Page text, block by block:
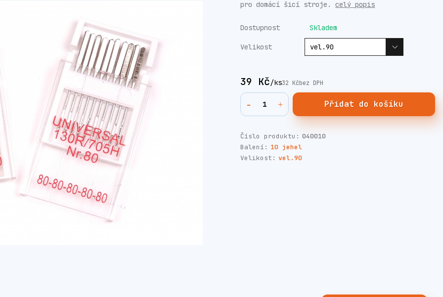
pro domácí šicí stroje.celý popis
Dostupnost Skladem
Velikost
39 Kč/ks32 Kčbez DPH
Přidat do košíku
Číslo produktu: 040010
Balení: 10 jehel
Velikost: vel.90